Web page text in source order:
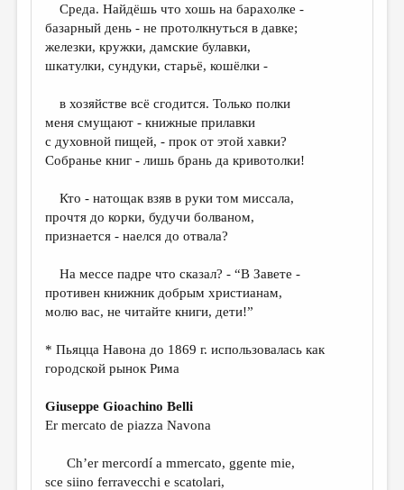
ДЕТСКАЯ КОМНАТА
КНИЖНАЯ ПОЛКА
СТРАНИЦЫ ПАМЯТИ
ОБЪЯВЛЕНИЯ
КОЛОНКА РЕДАКТОРА
РЕДКОЛЛЕГИЯ
МАЛАЯ ПРОЗА
ЭССЕИСТИКА
ЛИТЕРАТУРОВЕДЕНИЕ
КУЛЬТУРОВЕДЕНИЕ
ПУБЛИЦИСТИКА
ЦИКЛЫ ПУБЛИКАЦИЙ
Среда. Найдёшь что хошь на барахолке -
базарный день - не протолкнуться в давке;
железки, кружки, дамские булавки,
шкатулки, сундуки, старьё, кошёлки -
в хозяйстве всё сгодится. Только полки
меня смущают - книжные прилавки
с духовной пищей, - прок от этой хавки?
Собранье книг - лишь брань да кривотолки!
Кто - натощак взяв в руки том миссала,
прочтя до корки, будучи болваном,
признается - наелся до отвала?
На мессе падре что сказал? - “В Завете -
противен книжник добрым христианам,
молю вас, не читайте книги, дети!”
* Пьяцца Навона до 1869 г. использовалась как
городской рынок Рима
Giuseppe Gioachino Belli
Er mercato de piazza Navona
Ch’er mercordí a mmercato, ggente mie,
sce siino ferravecchi e scatolari,